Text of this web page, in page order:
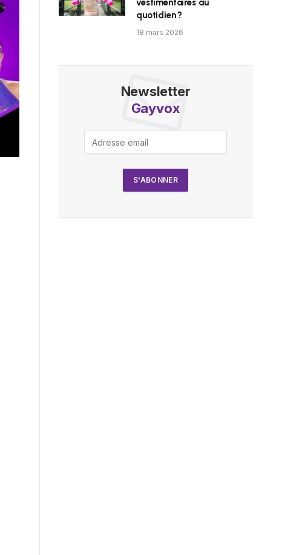
vestimentaires au
quotidien ?
18 mars 2026
Newsletter
Gayvox